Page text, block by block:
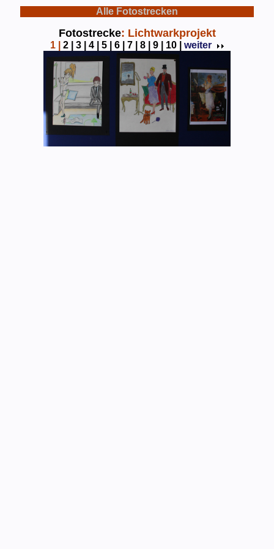
Alle Fotostrecken
Fotostrecke: Lichtwarkprojekt
1| 2 | 3 | 4 | 5 | 6 | 7 | 8 | 9 | 10 | weiter